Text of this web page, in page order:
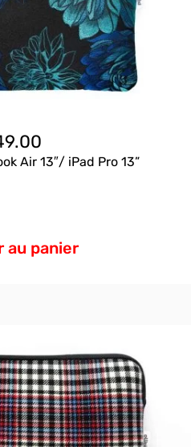
Air 13″/ iPad Pro 13”
au panier